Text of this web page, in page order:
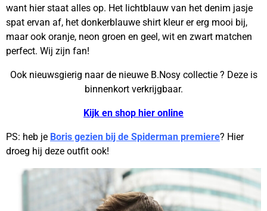
want hier staat alles op. Het lichtblauw van het denim jasje
spat ervan af, het donkerblauwe shirt kleur er erg mooi bij,
maar ook oranje, neon groen en geel, wit en zwart matchen
perfect. Wij zijn fan!
Ook nieuwsgierig naar de nieuwe B.Nosy collectie ? Deze is
binnenkort verkrijgbaar.
Kijk en shop hier online
PS: heb je Boris gezien bij de Spiderman premiere? Hier
droeg hij deze outfit ook!